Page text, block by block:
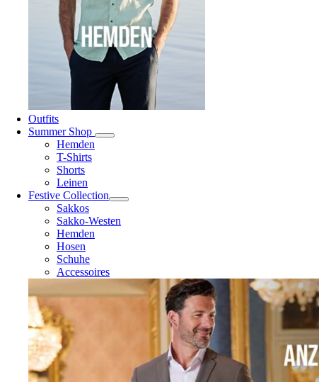
Outfits
Summer Shop
Hemden
T-Shirts
Shorts
Leinen
Festive Collection
Sakkos
Sakko-Westen
Hemden
Hosen
Schuhe
Accessoires